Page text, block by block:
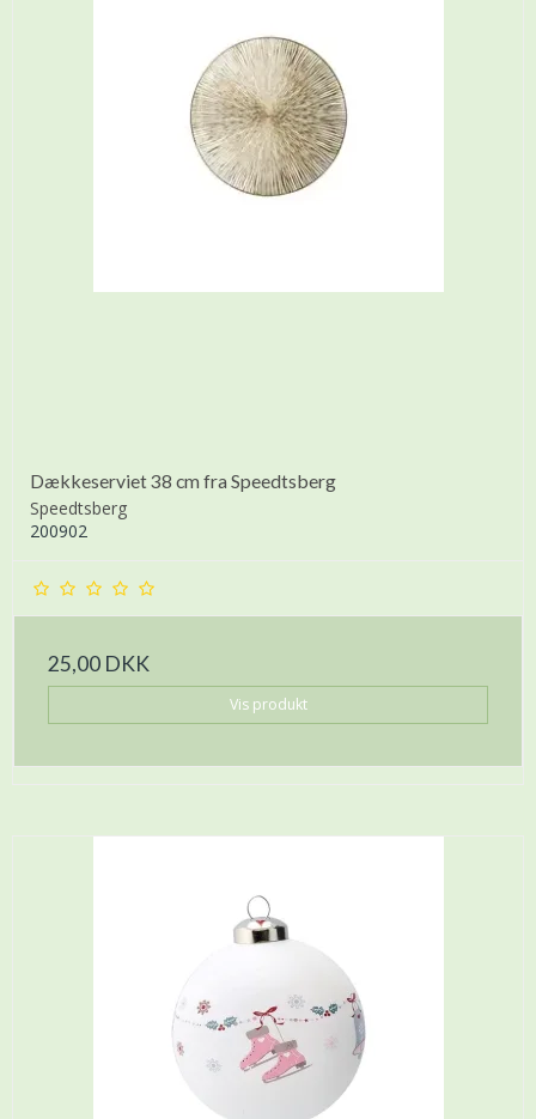
Dækkeserviet 38 cm fra Speedtsberg
Speedtsberg
200902
25,00 DKK
Vis produkt